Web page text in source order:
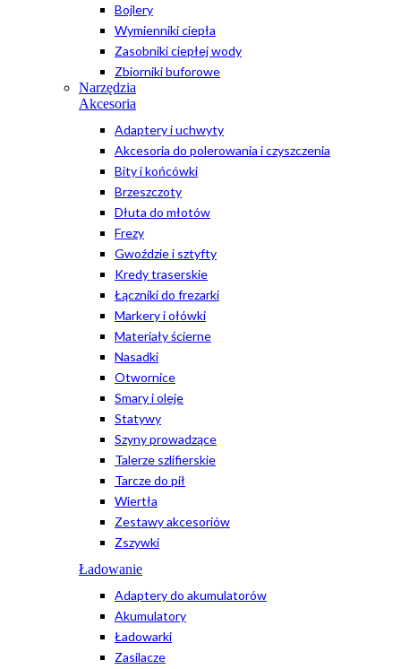
Bojlery
Wymienniki ciepła
Zasobniki ciepłej wody
Zbiorniki buforowe
Narzędzia
Akcesoria
Adaptery i uchwyty
Akcesoria do polerowania i czyszczenia
Bity i końcówki
Brzeszczoty
Dłuta do młotów
Frezy
Gwoździe i sztyfty
Kredy traserskie
Łączniki do frezarki
Markery i ołówki
Materiały ścierne
Nasadki
Otwornice
Smary i oleje
Statywy
Szyny prowadzące
Talerze szlifierskie
Tarcze do pił
Wiertła
Zestawy akcesoriów
Zszywki
Ładowanie
Adaptery do akumulatorów
Akumulatory
Ładowarki
Zasilacze